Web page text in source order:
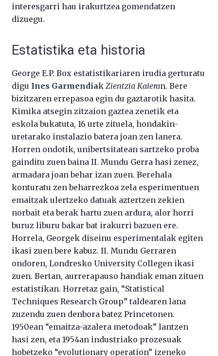
interesgarri hau irakurtzea gomendatzen
dizuegu.
Estatistika eta historia
George E.P. Box estatistikariaren irudia gerturatu
digu Ines Garmendiak Zientzia Kaieran. Bere
bizitzaren errepasoa egin du gaztarotik hasita.
Kimika atsegin zitzaion gaztea zenetik eta
eskola bukatuta, 16 urte zituela, hondakin-
uretarako instalazio batera joan zen lanera.
Horren ondotik, unibertsitatean sartzeko proba
gainditu zuen baina II. Mundu Gerra hasi zenez,
armadara joan behar izan zuen. Berehala
konturatu zen beharrezkoa zela esperimentuen
emaitzak ulertzeko datuak aztertzen zekien
norbait eta berak hartu zuen ardura, alor horri
buruz liburu bakar bat irakurri bazuen ere.
Horrela, Georgek diseinu esperimentalak egiten
ikasi zuen bere kabuz. II. Mundu Gerraren
ondoren, Londresko University Collegen ikasi
zuen. Bertan, aurrerapauso handiak eman zituen
estatistikan. Horretaz gain, “Statistical
Techniques Research Group” taldearen lana
zuzendu zuen denbora batez Princetonen.
1950ean “emaitza-azalera metodoak” lantzen
hasi zen, eta 1954an industriako prozesuak
hobetzeko “evolutionary operation” izeneko